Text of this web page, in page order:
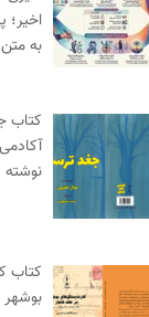
اخیر؛
به متن
کتاب
کتاب
بوشهر